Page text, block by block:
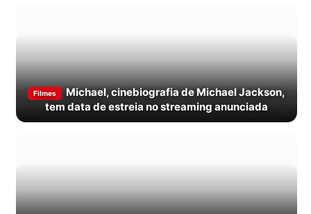
Filmes
Michael, cinebiografia de Michael Jackson,
tem data de estreia no streaming anunciada